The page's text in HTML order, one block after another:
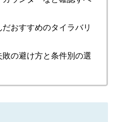
おすすめのタイラバリ
の避け方と条件別の選